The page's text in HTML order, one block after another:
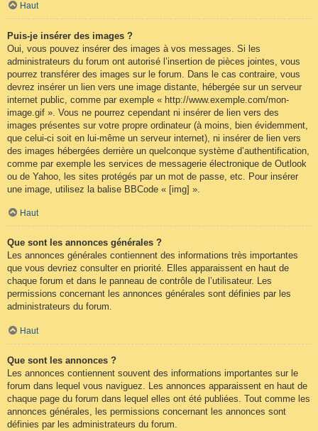
Haut
Puis-je insérer des images ?
Oui, vous pouvez insérer des images à vos messages. Si les
administrateurs du forum ont autorisé l’insertion de pièces jointes, vous
pourrez transférer des images sur le forum. Dans le cas contraire, vous
devrez insérer un lien vers une image distante, hébergée sur un serveur
internet public, comme par exemple « http://www.exemple.com/mon-
image.gif ». Vous ne pourrez cependant ni insérer de lien vers des
images présentes sur votre propre ordinateur (à moins, bien évidemment,
que celui-ci soit en lui-même un serveur internet), ni insérer de lien vers
des images hébergées derrière un quelconque système d’authentification,
comme par exemple les services de messagerie électronique de Outlook
ou de Yahoo, les sites protégés par un mot de passe, etc. Pour insérer
une image, utilisez la balise BBCode « [img] ».
Haut
Que sont les annonces générales ?
Les annonces générales contiennent des informations très importantes
que vous devriez consulter en priorité. Elles apparaissent en haut de
chaque forum et dans le panneau de contrôle de l’utilisateur. Les
permissions concernant les annonces générales sont définies par les
administrateurs du forum.
Haut
Que sont les annonces ?
Les annonces contiennent souvent des informations importantes sur le
forum dans lequel vous naviguez. Les annonces apparaissent en haut de
chaque page du forum dans lequel elles ont été publiées. Tout comme les
annonces générales, les permissions concernant les annonces sont
définies par les administrateurs du forum.